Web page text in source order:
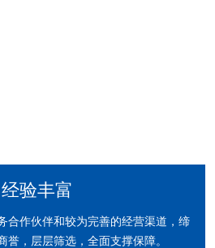
验丰富
合作伙伴和较为完善的经营渠道，缔
誉，层层筛选，全面支撑保障。